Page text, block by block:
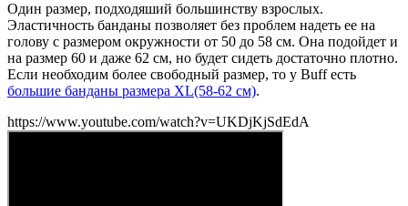
Один размер, подходяший большинству взрослых.
Эластичность банданы позволяет без проблем надеть ее на
голову с размером окружности от 50 до 58 см. Она подойдет и
на размер 60 и даже 62 см, но будет сидеть достаточно плотно.
Если необходим более свободный размер, то у Buff есть
большие банданы размера XL(58-62 см).
https://www.youtube.com/watch?v=UKDjKjSdEdA